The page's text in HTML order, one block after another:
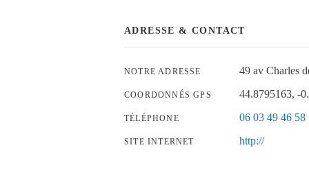
ADRESSE & CONTACT
NOTRE ADRESSE 49 av Charles
COORDONNÉS GPS 44.8795163, -
TÉLÉPHONE 06 03 49 46 58
SITE INTERNET http://